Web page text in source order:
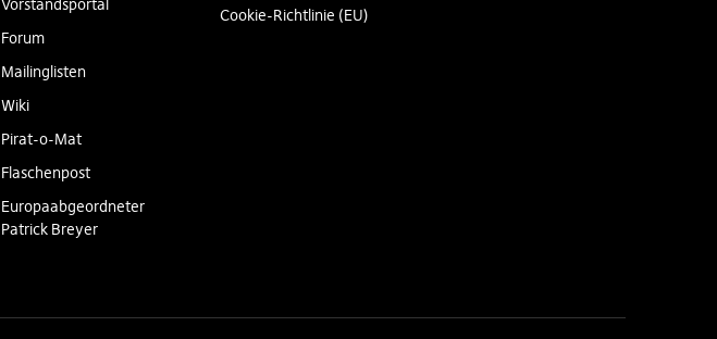
Vorstandsportal
Forum
Mailinglisten
Wiki
Pirat-o-Mat
Flaschenpost
Europaabgeordneter
Patrick Breyer
Cookie-Richtlinie (EU)